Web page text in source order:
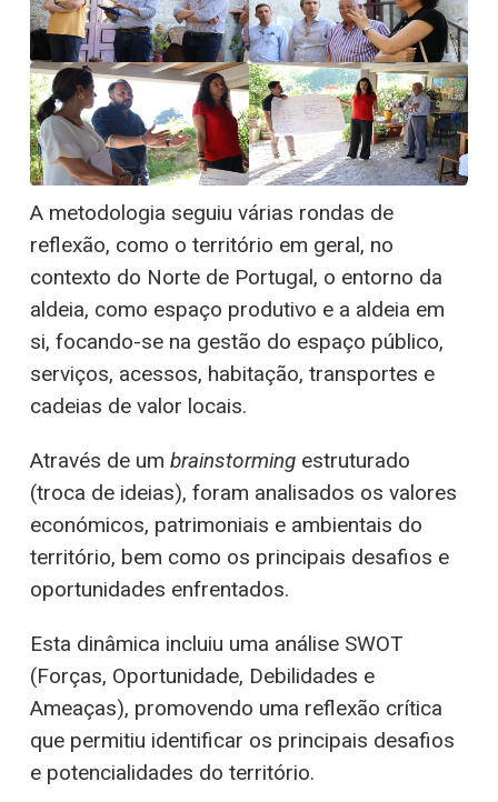
A metodologia seguiu várias rondas de
reflexão, como o território em geral, no
contexto do Norte de Portugal, o entorno da
aldeia, como espaço produtivo e a aldeia em
si, focando-se na gestão do espaço público,
serviços, acessos, habitação, transportes e
cadeias de valor locais.
Através de um brainstorming estruturado
(troca de ideias), foram analisados os valores
económicos, patrimoniais e ambientais do
território, bem como os principais desafios e
oportunidades enfrentados.
Esta dinâmica incluiu uma análise SWOT
(Forças, Oportunidade, Debilidades e
Ameaças), promovendo uma reflexão crítica
que permitiu identificar os principais desafios
e potencialidades do território.